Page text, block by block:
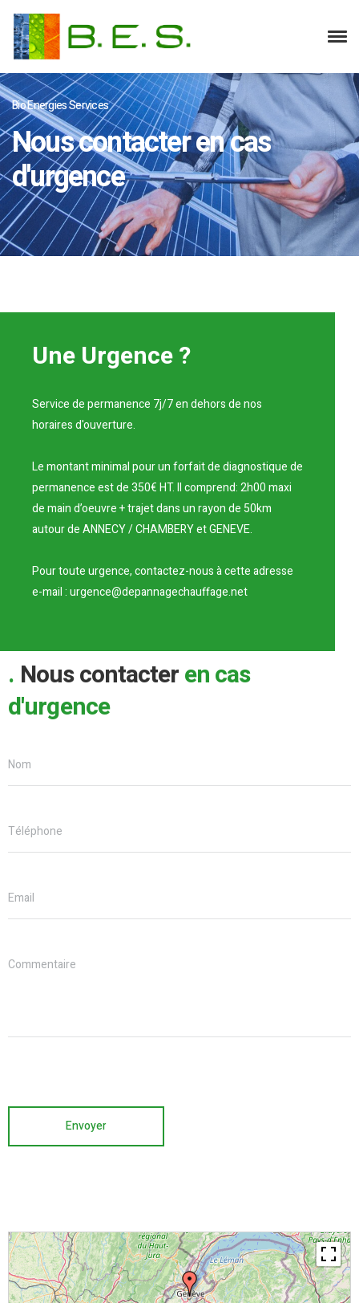
Bio Energies Services
Nous contacter en cas
d'urgence
Une Urgence ?
Service de permanence 7j/7 en dehors de nos
horaires d'ouverture.
Le montant minimal pour un forfait de diagnostique de
permanence est de 350€ HT. Il comprend: 2h00 maxi
de main d’oeuvre + trajet dans un rayon de 50km
autour de ANNECY / CHAMBERY et GENEVE.
Pour toute urgence, contactez-nous à cette adresse
e-mail : urgence@depannagechauffage.net
Nous contacteren cas
d'urgence
Nom
Téléphone
Email
Commentaire
Envoyer